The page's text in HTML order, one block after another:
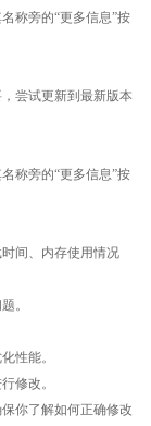
称旁的“更多信息”按
尝试更新到最新版本
称旁的“更多信息”按
间、内存使用情况
。
性能。
修改。
你了解如何正确修改